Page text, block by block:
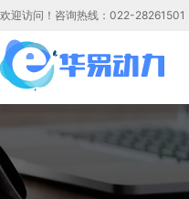
欢迎访问！咨询热线：022-